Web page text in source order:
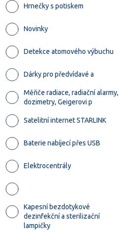
Hrnečky s potiskem
Novinky
Detekce atomového výbuchu
Dárky pro předvídavé a
Měřiče radiace, radiační alarmy,
dozimetry, Geigerovi p
Satelitní internet STARLINK
Baterie nabíjecí přes USB
Elektrocentrály
Kapesní bezdotykové
dezinfekční a sterilizační
lampičky